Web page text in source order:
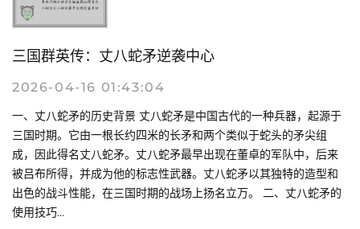
三国群英传：丈八蛇矛逆袭中心
2026-04-16 01:43:04
一、丈八蛇矛的历史背景 丈八蛇矛是中国古代的一种兵器，起源于
三国时期。它由一根长约四米的长矛和两个类似于蛇头的矛尖组
成，因此得名丈八蛇矛。丈八蛇矛最早出现在董卓的军队中，后来
被吕布所得，并成为他的标志性武器。丈八蛇矛以其独特的造型和
出色的战斗性能，在三国时期的战场上扬名立万。 二、丈八蛇矛的
使用技巧...